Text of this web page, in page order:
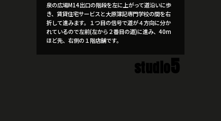
泉の広場M14出口の階段を左に上がって道沿いに歩
き、賃貸住宅サービスと大原簿記専門学校の間を右
折して進みます。１つ目の信号で道が４方向に分か
れているので左前(左から２番目の道)に進み、40m
ほど先、右側の１階店舗です。
studio5